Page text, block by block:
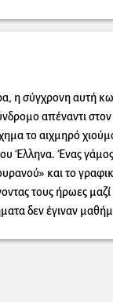
η σύγχρονη αυτή
απέναντι
το αιχμηρό
Έλληνα. Ένας
και το
τους ήρωες
δεν έγιναν